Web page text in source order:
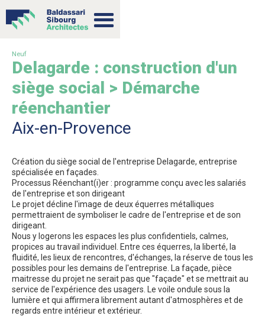
Neuf
Delagarde : construction d'un
siège social > Démarche
réenchantier
Aix-en-Provence
Création du siège social de l'entreprise Delagarde, entreprise
spécialisée en façades.
Processus Réenchant(i)er : programme conçu avec les salariés
de l'entreprise et son dirigeant
Le projet décline l'image de deux équerres métalliques
permettraient de symboliser le cadre de l'entreprise et de son
dirigeant.
Nous y logerons les espaces les plus confidentiels, calmes,
propices au travail individuel. Entre ces équerres, la liberté, la
fluidité, les lieux de rencontres, d'échanges, la réserve de tous les
possibles pour les demains de l'entreprise. La façade, pièce
maitresse du projet ne serait pas que "façade" et se mettrait au
service de l'expérience des usagers. Le voile ondule sous la
lumière et qui affirmera librement autant d'atmosphères et de
regards entre intérieur et extérieur.